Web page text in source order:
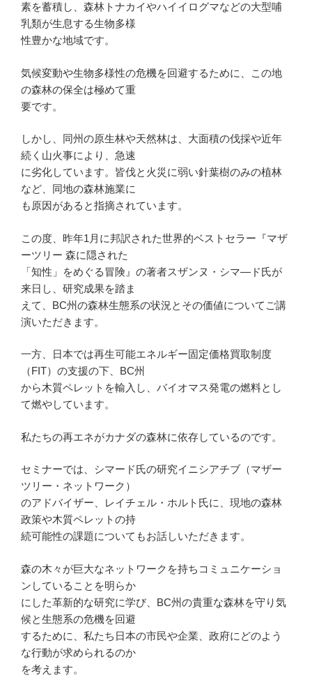
素を蓄積し、森林トナカイやハイイログマなどの大型哺
乳類が生息する生物多様
性豊かな地域です。
気候変動や生物多様性の危機を回避するために、この地
の森林の保全は極めて重
要です。
しかし、同州の原生林や天然林は、大面積の伐採や近年
続く山火事により、急速
に劣化しています。皆伐と火災に弱い針葉樹のみの植林
など、同地の森林施業に
も原因があると指摘されています。
この度、昨年1月に邦訳された世界的ベストセラー『マザ
ーツリー 森に隠された
「知性」をめぐる冒険』の著者スザンヌ・シマ―ド氏が
来日し、研究成果を踏ま
えて、BC州の森林生態系の状況とその価値についてご講
演いただきます。
一方、日本では再生可能エネルギー固定価格買取制度
（FIT）の支援の下、BC州
から木質ペレットを輸入し、バイオマス発電の燃料とし
て燃やしています。
私たちの再エネがカナダの森林に依存しているのです。
セミナーでは、シマード氏の研究イニシアチブ（マザー
ツリー・ネットワーク）
のアドバイザー、レイチェル・ホルト氏に、現地の森林
政策や木質ペレットの持
続可能性の課題についてもお話しいただきます。
森の木々が巨大なネットワークを持ちコミュニケーショ
ンしていることを明らか
にした革新的な研究に学び、BC州の貴重な森林を守り気
候と生態系の危機を回避
するために、私たち日本の市民や企業、政府にどのよう
な行動が求められるのか
を考えます。